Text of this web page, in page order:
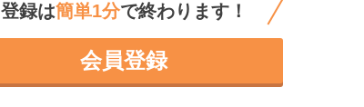
登録は簡単1分で終わります！
会員登録